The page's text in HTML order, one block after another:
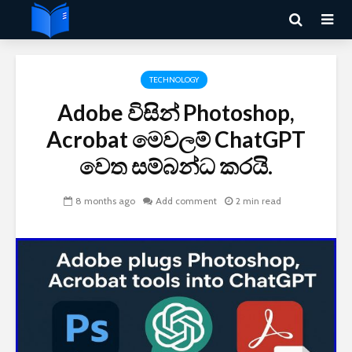
TECHNOLOGY
Adobe විසින් Photoshop,
Acrobat මෙවලම් ChatGPT
වෙත සම්බන්ධ කරයි.
8 months ago Add comment 2 min read